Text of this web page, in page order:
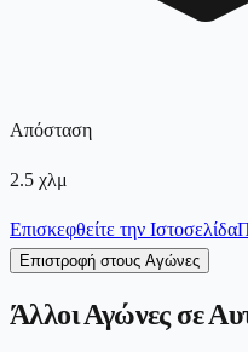
Απόσταση
2.5 χλμ
Επισκεφθείτε την Ιστοσελίδα
Επιστροφή στους Αγώνες
Άλλοι Αγώνες σε